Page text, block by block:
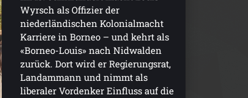
Wyrsch als Offizier der
niederländischen Kolonialmacht
Karriere in Borneo – und kehrt als
«Borneo-Louis» nach Nidwalden
zurück. Dort wird er Regierungsrat,
Landammann und nimmt als
liberaler Vordenker Einfluss auf die